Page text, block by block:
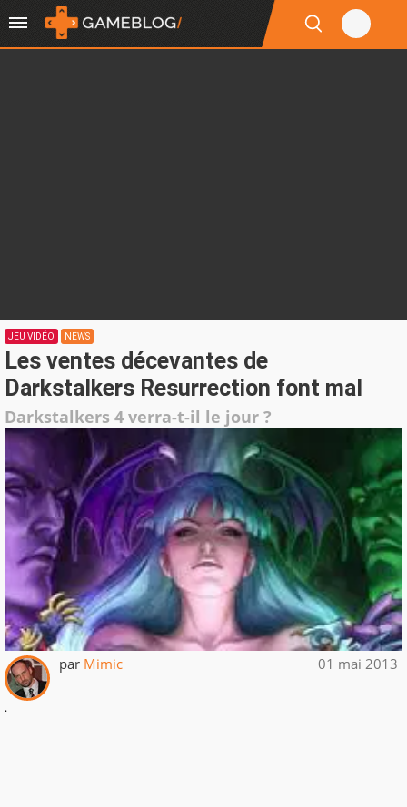
JEU VIDÉO NEWS
Les ventes décevantes de
Darkstalkers Resurrection font mal
Darkstalkers 4 verra-t-il le jour ?
par Mimic 01 mai 2013
.